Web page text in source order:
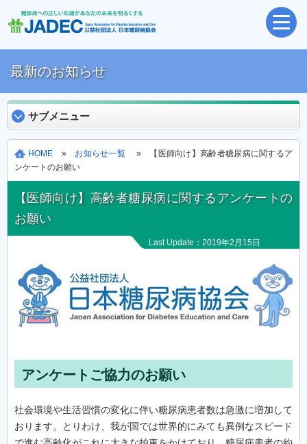
最新のお知らせ
サブメニュー
HOME » お知らせ一覧 » 【医師向け】高齢者糖尿病に関するア
ンケートのお願い
【医師向け】高齢者糖尿病に関するアンケートの
お願い
Last Update：2019年2月15日
アンケートご協力のお願い
社会環境や生活習慣の変化に伴い糖尿病患者数は急激に増加して
おります。とりわけ、我が国では世界的にみても異例なスピード